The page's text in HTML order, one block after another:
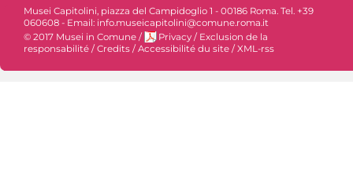
Musei Capitolini, piazza del Campidoglio 1 - 00186 Roma. Tel. +39
060608 - Email: info.museicapitolini@comune.roma.it
© 2017 Musei in Comune / Privacy / Exclusion de la
responsabilité /Credits /Accessibilité du site /XML-rss